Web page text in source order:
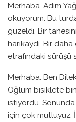
Merhaba. Adım
okuyorum. Bu
güzeldi. Bir
harikaydı. Bir
etrafındaki sürüşü
Merhaba. Ben Dilek
Oğlum bisiklete
istiyordu. Sonunda
için çok mutluyuz.